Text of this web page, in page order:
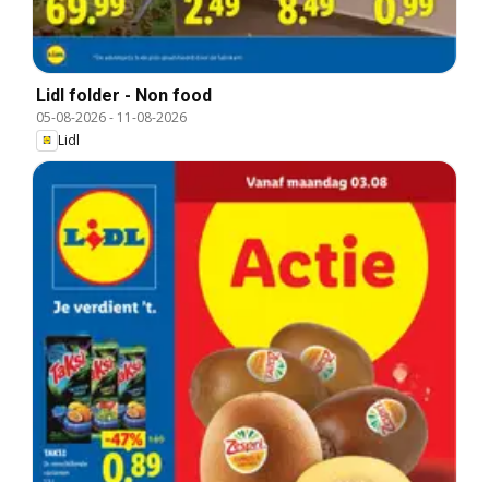
Lidl folder - Non food
05-08-2026- 11-08-2026
Lidl